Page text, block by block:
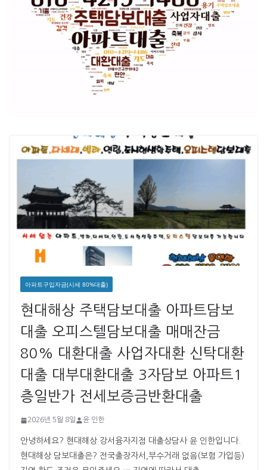
아파트구입자금(시세 80%대출)
현대해상 주택담보대출 아파트담보
대출 오피스텔담보대출 매매잔금
80% 대환대출 사업자대환 신탁대환
대출 대부대환대출 3자담보 아파트1
층일반가 전세보증금반환대출
2026년 5월 8일 윤 인한
안녕하세요? 현대해상 강서융자지점 대출상담사 윤 인한입니다. ​ ​
현대해상 담보대출은? 전국출장자서,부수거래 없음(보험 가입등)